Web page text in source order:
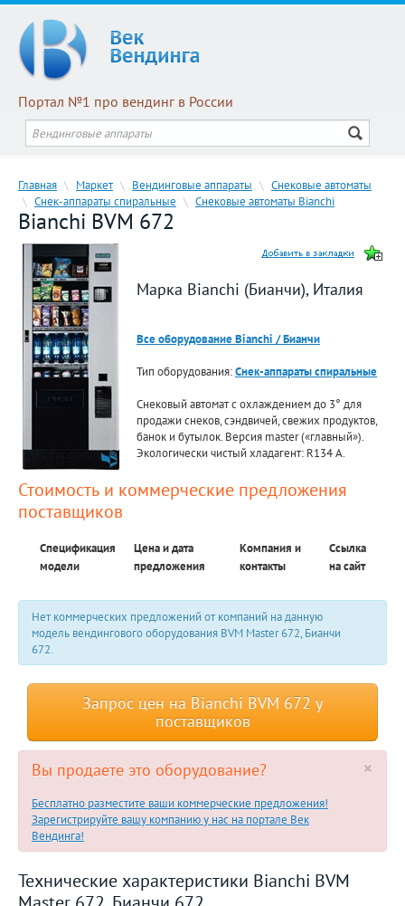
Портал №1 про вендинг в России
Главная \ Маркет \ Вендинговые аппараты \ Снековые автоматы
\ Снек-аппараты спиральные \ Снековые автоматы Bianchi
Bianchi BVM 672
Марка Bianchi (Бианчи), Италия
Все оборудование Bianchi / Бианчи
Тип оборудования:Снек-аппараты спиральные
Снековый автомат с охлаждением до 3° для
продажи снеков, сэндвичей, свежих продуктов,
банок и бутылок. Версия master («главный»).
Экологически чистый хладагент: R134 A.
Стоимость и коммерческие предложения
поставщиков
Спецификация
модели
Цена и дата
предложения
Компания и
контакты
Ссылка
на сайт
Нет коммерческих предложений от компаний на данную
модель вендингового оборудования BVM Master 672, Бианчи
672.
Запрос цен на Bianchi BVM 672 у
поставщиков
×
Вы продаете это оборудование?
Бесплатно разместите ваши коммерческие предложения!
Зарегистрируйте вашу компанию у нас на портале Век
Вендинга!
Технические характеристики Bianchi BVM